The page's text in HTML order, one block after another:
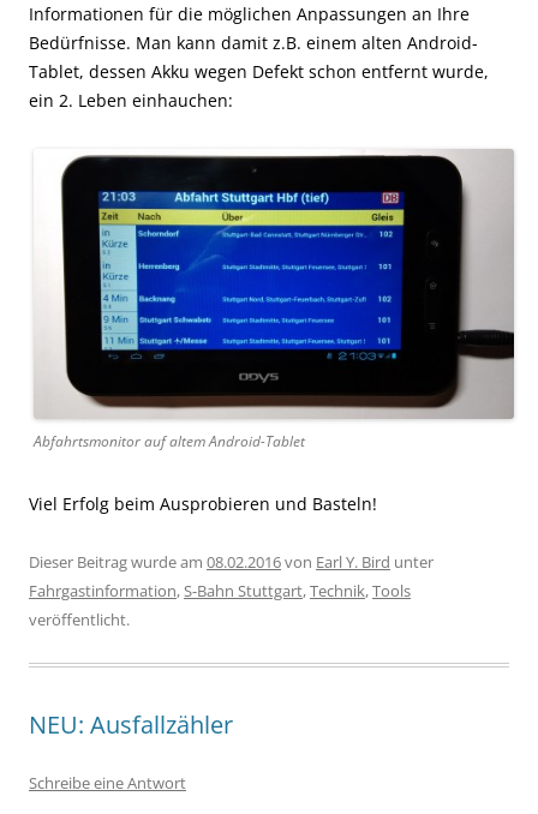
Informationen für die möglichen Anpassungen an Ihre
Bedürfnisse. Man kann damit z.B. einem alten Android-
Tablet, dessen Akku wegen Defekt schon entfernt wurde,
ein 2. Leben einhauchen:
Abfahrtsmonitor auf altem Android-Tablet
Viel Erfolg beim Ausprobieren und Basteln!
Dieser Beitrag wurde am 08.02.2016von Earl Y. Bird unter
Fahrgastinformation, S-Bahn Stuttgart,Technik,Tools
veröffentlicht.
NEU: Ausfallzähler
Schreibe eine Antwort